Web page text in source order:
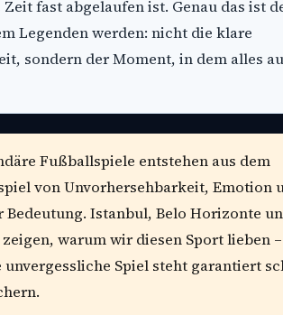
fast abgelaufen ist. Genau das ist
Legenden werden: nicht die klare
sondern der Moment, in dem alles
Fußballspiele entstehen aus dem
von Unvorhersehbarkeit, Emotion
Istanbul, Belo Horizonte
warum wir diesen Sport lieben
unvergessliche Spiel steht garantiert